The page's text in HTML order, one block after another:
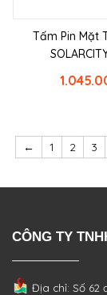
Tấm Pin Mặt
← 1 2 3
CÔNG TY
Địa chỉ: Số 62